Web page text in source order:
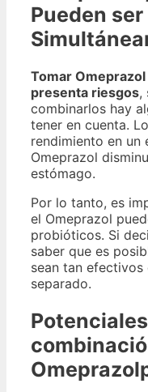
Pueden
Tomar
presenta riesgos,
combinarlos hay
tener en cuenta.
rendimiento en un
Omeprazol
estómago.
Por lo tanto, es
el Omeprazol
probióticos. Si
saber que es
sean tan
separado.